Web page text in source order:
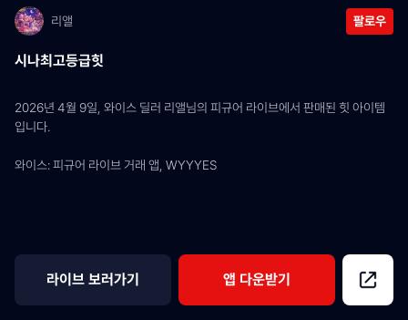
리앨 팔로우
시나최고등급힛
2026년 4월 9일, 와이스 딜러 리앨님의 피규어 라이브에서 판매된 힛 아이템
입니다.
와이스: 피규어 라이브 거래 앱, WYYYES
라이브 보러가기 앱 다운받기